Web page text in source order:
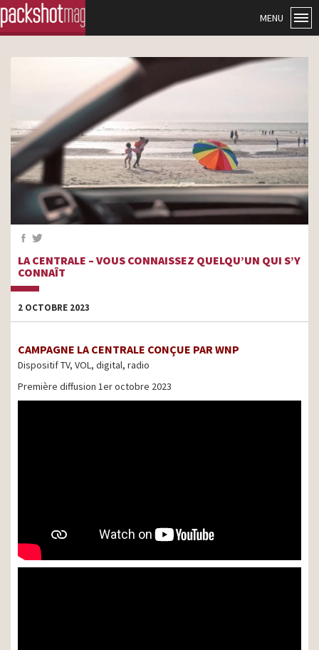
MENU
LA CENTRALE – VOUS CONNAISSEZ QUELQU’UN QUI S’Y
CONNAÎT
2 OCTOBRE 2023
CAMPAGNE LA CENTRALE CONÇUE PAR WNP
Dispositif TV, VOL, digital, radio
Première diffusion 1er octobre 2023